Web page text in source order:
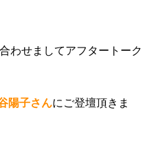
わせましてアフタートーク
陽子さんにご登壇頂きま